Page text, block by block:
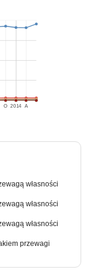
2014
O A
własności
własności
własności
przewagi